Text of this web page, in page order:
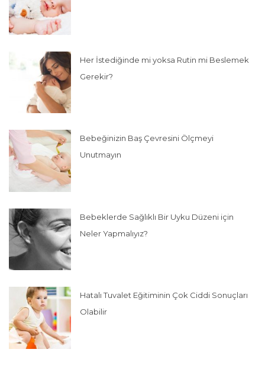
Her İstediğinde mi yoksa Rutin mi Beslemek
Gerekir?
Bebeğinizin Baş Çevresini Ölçmeyi
Unutmayın
Bebeklerde Sağlıklı Bir Uyku Düzeni için
Neler Yapmalıyız?
Hatalı Tuvalet Eğitiminin Çok Ciddi Sonuçları
Olabilir